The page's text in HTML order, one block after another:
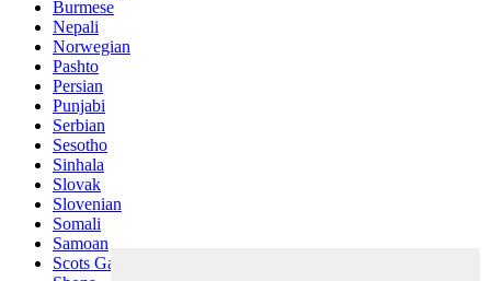
Burmese
Nepali
Norwegian
Pashto
Persian
Punjabi
Serbian
Sesotho
Sinhala
Slovak
Slovenian
Somali
Samoan
Scots Gaelic